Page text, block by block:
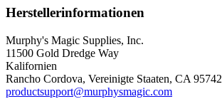
Herstellerinformationen
Murphy's Magic Supplies, Inc.
11500 Gold Dredge Way
Kalifornien
Rancho Cordova, Vereinigte Staaten, CA 95742
productsupport@murphysmagic.com